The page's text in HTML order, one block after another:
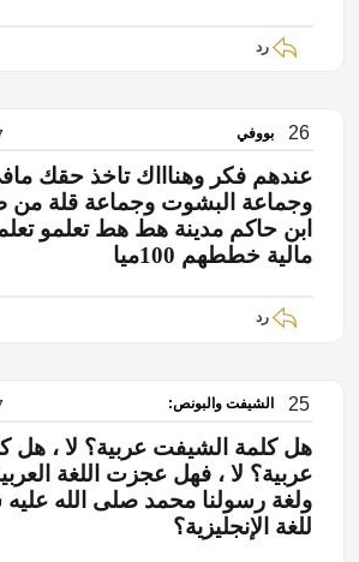
رد
26 بووفي 7
عندهم فكر وهناااك تاخذ حقك
وجماعة البشوت وجماعة قلة
ابن حاكم مدينة هط هط تعلمو
مالية خططهم 100ميا
رد
25 الشيفت والبونص: 7
هل كلمة الشيفت عربية؟ لا ، هل
عربية؟ لا ، فهل عجزت اللغة
ولغة رسولنا محمد صلى الله
للغة الإنجليزية؟